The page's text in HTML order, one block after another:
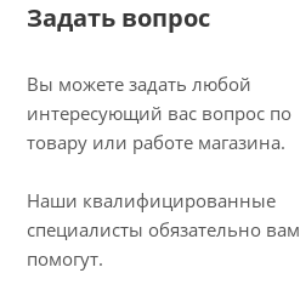
Задать вопрос
Вы можете задать любой
интересующий вас вопрос по
товару или работе магазина.
Наши квалифицированные
специалисты обязательно вам
помогут.